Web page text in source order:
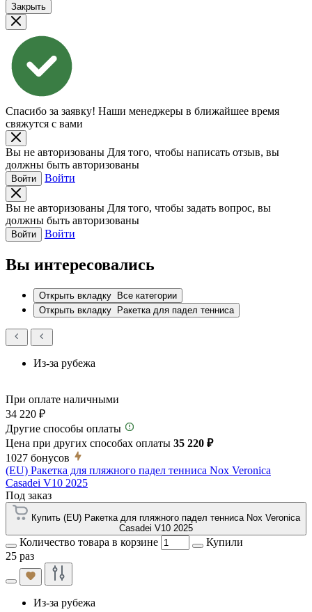
Закрыть
Спасибо за заявку! Наши менеджеры в ближайшее время
свяжутся с вами
Вы не авторизованы Для того, чтобы написать отзыв, вы
должны быть авторизованы
Войти Войти
Вы не авторизованы Для того, чтобы задать вопрос, вы
должны быть авторизованы
Войти Войти
Вы интересовались
Открыть вкладку
Все категории
Открыть вкладку
Ракетка для падел тенниса
Из-за рубежа
При оплате наличными
34 220 ₽
Другие способы оплаты
Цена при других способах оплаты 35 220 ₽
1027 бонусов
(EU) Ракетка для пляжного падел тенниса Nox Veronica
Casadei V10 2025
Под заказ
Купить (EU) Ракетка для пляжного падел тенниса Nox Veronica
Casadei V10 2025
Количество товара в корзине
Купили
25 раз
Из-за рубежа